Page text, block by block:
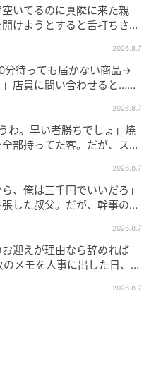
ー
コミや体験談から産婦人科検
離乳食レシピまで。月間利用者1
いてるのに真隣に来た親
けようとすると舌打ちさ
2026.8.7
分待っても届かない商品→
」店員に問い合わせると…そ
2026.8.7
わ。早い者勝ちでしょ」焼
部持ってた客。だが、スタ
2026.8.7
ら、俺は三千円でいいだろ」
した叔父。だが、幹事のい
2026.8.7
迎えが理由なら辞めれば
のメモを人事に出した日、部
2026.8.7